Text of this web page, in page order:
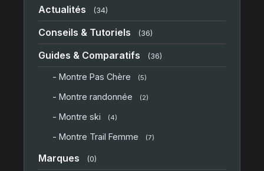
Actualités (34)
Conseils & Tutoriels (36)
Guides & Comparatifs (36)
- Montre Pas Chère (5)
- Montre randonnée (2)
- Montre ski (4)
- Montre Trail Femme (7)
Marques (0)